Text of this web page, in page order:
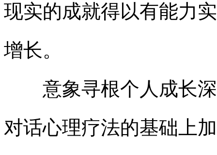
现实的成就得以有能力
增长。
意象寻根个人成长深
对话心理疗法的基础上